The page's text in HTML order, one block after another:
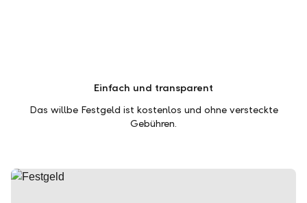
Einfach und transparent
Das willbe Festgeld ist kostenlos und ohne versteckte
Gebühren.